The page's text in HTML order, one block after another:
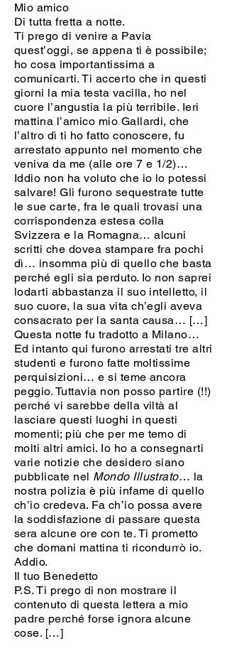
Mio amico
Di tutta fretta a notte.
Ti prego di venire a Pavia
quest’oggi, se appena ti è possibile;
ho cosa importantissima a
comunicarti. Ti accerto che in questi
giorni la mia testa vacilla, ho nel
cuore l’angustia la più terribile. Ieri
mattina l’amico mio Gallardi, che
l’altro dì ti ho fatto conoscere, fu
arrestato appunto nel momento che
veniva da me (alle ore 7 e 1/2)…
Iddio non ha voluto che io lo potessi
salvare! Gli furono sequestrate tutte
le sue carte, fra le quali trovasi una
corrispondenza estesa colla
Svizzera e la Romagna… alcuni
scritti che dovea stampare fra pochi
dì… insomma più di quello che basta
perché egli sia perduto. Io non saprei
lodarti abbastanza il suo intelletto, il
suo cuore, la sua vita ch’egli aveva
consacrato per la santa causa… […]
Questa notte fu tradotto a Milano…
Ed intanto qui furono arrestati tre altri
studenti e furono fatte moltissime
perquisizioni… e si teme ancora
peggio. Tuttavia non posso partire (!!)
perché vi sarebbe della viltà al
lasciare questi luoghi in questi
momenti; più che per me temo di
molti altri amici. Io ho a consegnarti
varie notizie che desidero siano
pubblicate nel Mondo Illustrato… la
nostra polizia è più infame di quello
ch’io credeva. Fa ch’io possa avere
la soddisfazione di passare questa
sera alcune ore con te. Ti prometto
che domani mattina ti ricondurrò io.
Addio.
Il tuo Benedetto
P.S. Ti prego di non mostrare il
contenuto di questa lettera a mio
padre perché forse ignora alcune
cose. […]